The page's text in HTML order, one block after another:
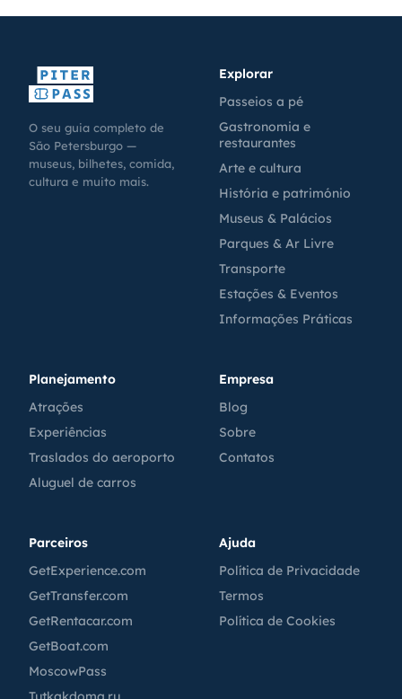
O seu guia completo de
São Petersburgo —
museus, bilhetes, comida,
cultura e muito mais.
Explorar
Passeios a pé
Gastronomia e
restaurantes
Arte e cultura
História e património
Museus & Palácios
Parques & Ar Livre
Transporte
Estações & Eventos
Informações Práticas
Planejamento
Atrações
Experiências
Traslados do aeroporto
Aluguel de carros
Empresa
Blog
Sobre
Contatos
Parceiros
GetExperience.com
GetTransfer.com
GetRentacar.com
GetBoat.com
MoscowPass
Ajuda
Política de Privacidade
Termos
Política de Cookies